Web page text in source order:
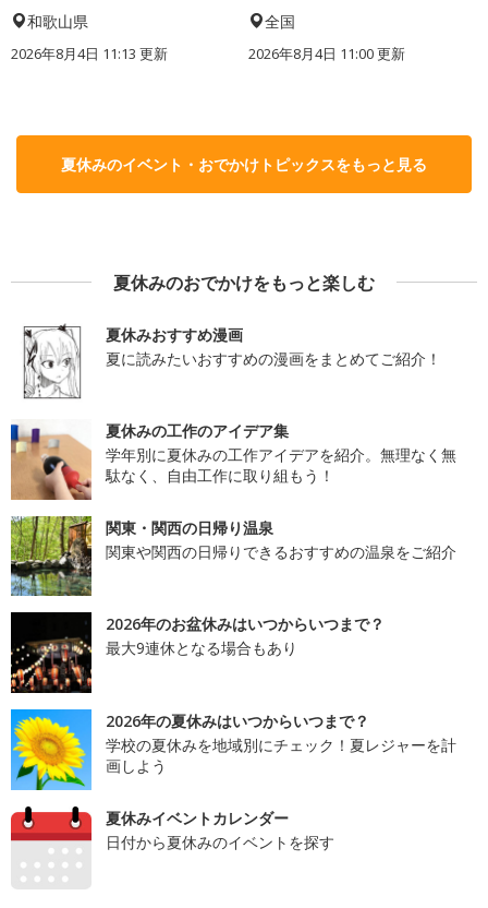
和歌山県
2026年8月4日 11:13 更新
全国
2026年8月4日 11:00更新
夏休みのイベント・おでかけトピックスをもっと見る
夏休みのおでかけをもっと楽しむ
夏休みおすすめ漫画
夏に読みたいおすすめの漫画をまとめてご紹介！
夏休みの工作のアイデア集
学年別に夏休みの工作アイデアを紹介。無理なく無
駄なく、自由工作に取り組もう！
関東・関西の日帰り温泉
関東や関西の日帰りできるおすすめの温泉をご紹介
2026年のお盆休みはいつからいつまで？
最大9連休となる場合もあり
2026年の夏休みはいつからいつまで？
学校の夏休みを地域別にチェック！夏レジャーを計
画しよう
夏休みイベントカレンダー
日付から夏休みのイベントを探す